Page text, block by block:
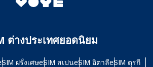
ต่างประเทศยอดนิยม
ฝรั่งเศษeSIM สเปนeSIM อิตาลีeSIM ตุรกี